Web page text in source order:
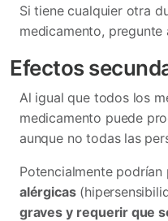
Si tiene cualquier otra
medicamento, pregunte
Efectos
Al igual que todos los
medicamento puede
aunque no todas las
Potencialmente podrían
alérgicas
graves y requerir que